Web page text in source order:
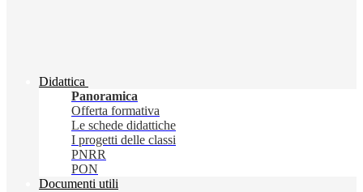
Didattica
Panoramica
Offerta formativa
Le schede didattiche
I progetti delle classi
PNRR
PON
Documenti utili